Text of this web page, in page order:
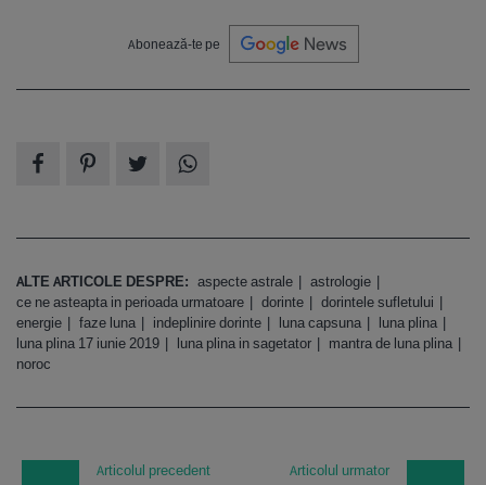
Abonează-te pe
ALTE ARTICOLE DESPRE: aspecte astrale
astrologie
ce ne asteapta in perioada urmatoare
dorinte
dorintele sufletului
energie
faze luna indeplinire dorinte luna capsuna
luna plina
luna plina 17 iunie 2019
luna plina in sagetator
mantra de luna plina
noroc
Articolul precedent Articolul urmator